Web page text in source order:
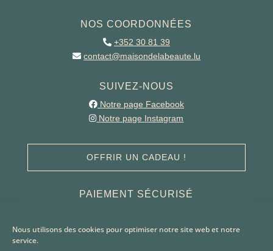
Nous utilisons des cookies pour optimiser notre site web et notre
service.
NOS COORDONNÉES
+352 30 81 39
contact@maisondelabeaute.lu
SUIVEZ-NOUS
Notre page Facebook
Notre page Instagram
OFFRIR UN CADEAU !
PAIEMENT SÉCURISÉ